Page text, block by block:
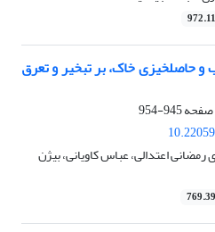
حاصلخیزی خاک، بر تبخیر‌‌ و‌‌‌ تعرق
945-954
اعتدالی، عباس کاویانی، بیژن